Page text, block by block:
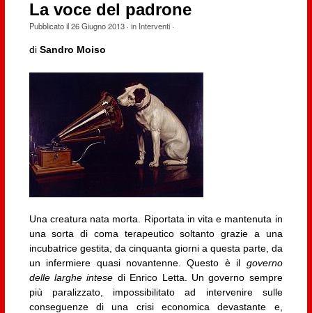
La voce del padrone
Pubblicato il26 Giugno 2013· in Interventi·
di Sandro Moiso
Una creatura nata morta. Riportata in vita e mantenuta in
una sorta di coma terapeutico soltanto grazie a una
incubatrice gestita, da cinquanta giorni a questa parte, da
un infermiere quasi novantenne. Questo è il governo
delle larghe intese di Enrico Letta. Un governo sempre
più paralizzato, impossibilitato ad intervenire sulle
conseguenze di una crisi economica devastante e,